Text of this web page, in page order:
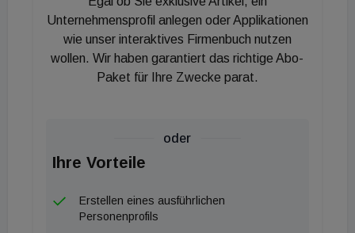
Unternehmensprofil anlegen oder Applikationen
wie unser interaktives Firmenbuch nutzen
wollen. Wir haben garantiert das richtige Abo-
Paket für Ihre Zwecke parat.
oder
Ihre Vorteile
Erstellen eines ausführlichen
Personenprofils